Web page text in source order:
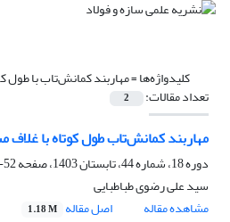
کلیدواژه‌ها =مهاربند کمانش‌تاب با طول
تعداد مقالات: 2
مهاربند کمانش‌تاب طول کوتاه با غلاف
دوره 18، شماره 44، تابستان 1403، صفحه
52-69
سید علی رضوی طباطبایی
مشاهده مقاله
اصل مقاله 1.18 M